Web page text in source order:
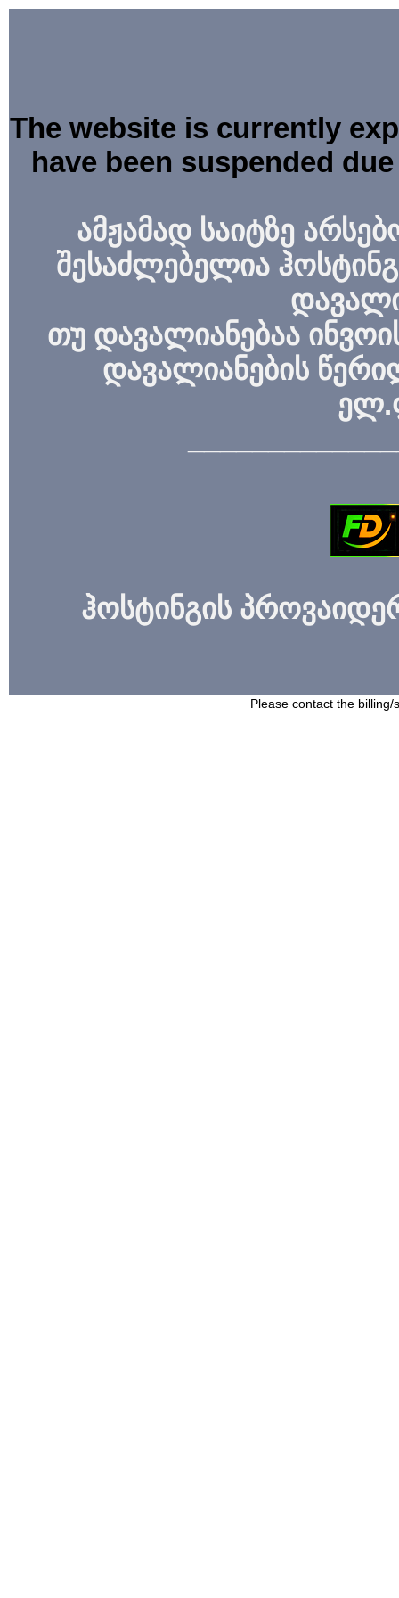
The website is currently
have been suspended
ამჟამად საიტზე
შესაძლებელია
თუ დავალიანებაა
დავალიანების
ჰოსტინგის
Please contact the